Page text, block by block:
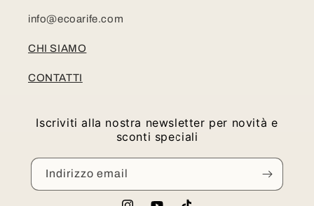
info@ecoarife.com
CHI SIAMO
CONTATTI
Iscriviti alla nostra newsletter per novità e
sconti speciali
Indirizzo email